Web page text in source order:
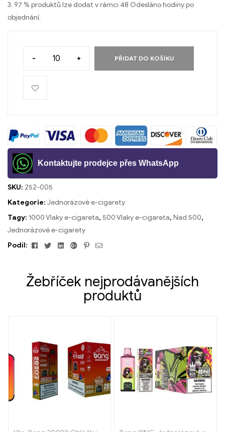
3. 97 % produktů lze dodat v rámci 48 Odesláno hodiny po
objednání.
- + PŘIDAT DO KOŠÍKU
Kontaktujte prodejce přes WhatsApp
SKU: 252-005
Kategorie: Jednorázové e-cigarety
Tagy: 1000 Vlaky e-cigareta, 500 Vlaky e-cigareta, Nad 500,
Jednorázové e-cigarety
Podíl:
FacebookCvrlikáníLinkedinGoogle+Pinterest
E-
Žebříček nejprodávanějších
produktů